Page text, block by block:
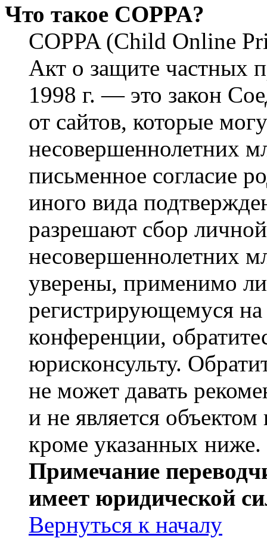
Что такое COPPA?
COPPA (Child Online
Акт о защите частных
1998 г. — это закон
от сайтов, которые
несовершеннолетних
письменное согласие
иного вида
разрешают сбор
несовершеннолетних
уверены, применимо
регистрирующемуся
конференции,
юрисконсульту.
не может давать
и не является
кроме указанных ниже.
Примечание
имеет юридической
Вернуться к началу